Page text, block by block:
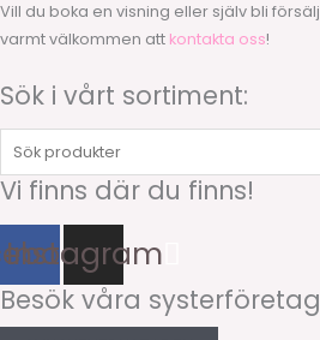
Vill du boka en visning eller själv bli
varmt välkommen att kontakta oss!
Sök i vårt sortiment:
Vi finns där du finns!
Instagram
Besök våra